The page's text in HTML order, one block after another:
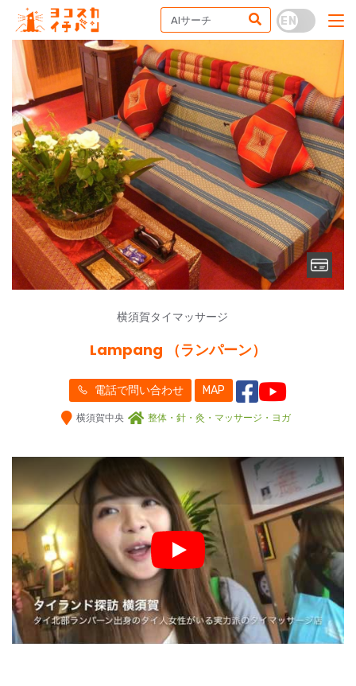
横須賀タイマッサージ
Lampang （ランパーン）
電話で問い合わせ MAP
横須賀中央 整体・針・灸・マッサージ・ヨガ
Play